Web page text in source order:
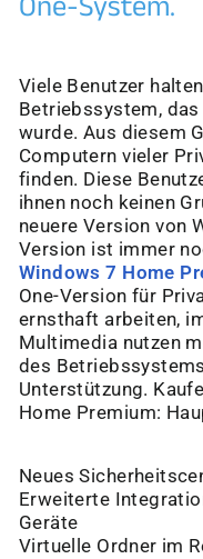
Viele Benutzer
Betriebssystem,
wurde. Aus diesem
Computern vieler
finden. Diese
ihnen noch keinen
neuere Version von
Version ist immer
Windows 7 Home
One-Version für
ernsthaft arbeiten,
Multimedia nutzen
des
Unterstützung.
Home Premium:
Neues
Erweiterte
Geräte
Virtuelle Ordner im